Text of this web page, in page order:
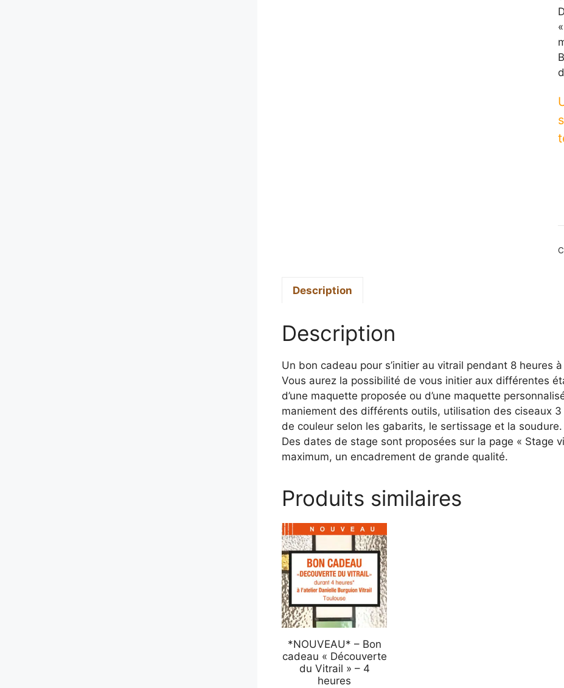
Description
Description
Un bon cadeau pour s’initier au vitrail pendant 8 heures
Vous aurez la possibilité de vous initier aux différentes
d’une maquette proposée ou d’une maquette
maniement des différents outils, utilisation des ciseaux
de couleur selon les gabarits, le sertissage et la
Des dates de stage sont proposées sur la page « Stage
maximum, un encadrement de grande qualité.
Produits similaires
*NOUVEAU* – Bon
cadeau « Découverte
du Vitrail » – 4
heures